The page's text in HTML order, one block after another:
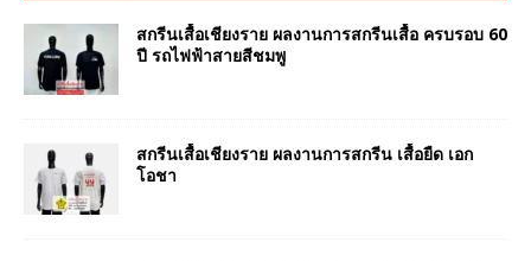
สกรีนเสื้อเชียงราย ผลงานการสกรีนเสื้อ ครบรอบ 60
ปี รถไฟฟ้าสายสีชมพู
สกรีนเสื้อเชียงราย ผลงานการสกรีน เสื้อยืด เอก
โอชา